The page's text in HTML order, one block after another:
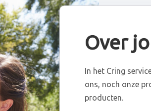
Over
In het Cring
ons, noch onze
producten.